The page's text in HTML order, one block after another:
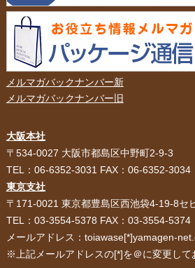
サービス紹介
紙袋・手提げ袋
パッケージ
メルマガバックナンバー新
メルマガバックナンバー旧
大阪本社
〒534-0027 大阪市都島区中野町2-9-3
TEL：06-6352-3031 FAX：06-6352-3034
東京支社
〒171-0021 東京都豊島区西池袋4-19-8セ
TEL：03-3554-5378 FAX：03-3554-5374
メールアドレス：toiawase[*]yamagen-
※上記メールアドレスの[*]を＠に変更して